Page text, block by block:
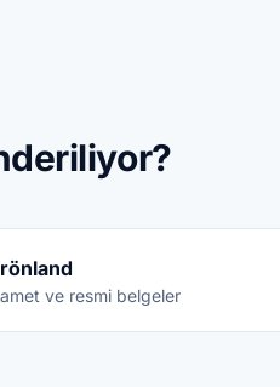
ve resmi belgeler